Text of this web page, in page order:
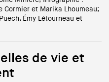
Cormier et Marika Lhoumeau;
Émy Létourneau et
de vie et